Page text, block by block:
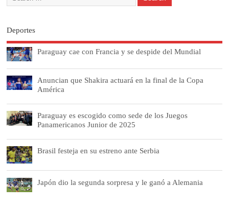
Deportes
Paraguay cae con Francia y se despide del Mundial
Anuncian que Shakira actuará en la final de la Copa
América
Paraguay es escogido como sede de los Juegos
Panamericanos Junior de 2025
Brasil festeja en su estreno ante Serbia
Japón dio la segunda sorpresa y le ganó a Alemania